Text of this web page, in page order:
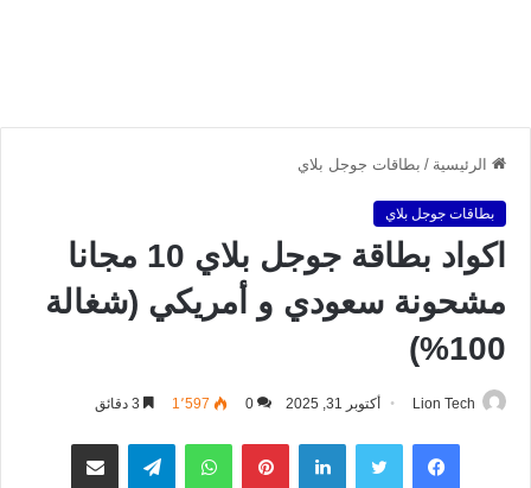
الرئيسية / بطاقات جوجل بلاي
بطاقات جوجل بلاي
اكواد بطاقة جوجل بلاي 10 مجانا
مشحونة سعودي و أمريكي (شغالة
100%)
Lion Tech أكتوبر 31, 2025 0 1٬597
فيسبوك تويتر لينكدإن بينتيريستواتساب تيلقرام مشاركة عبر البريد